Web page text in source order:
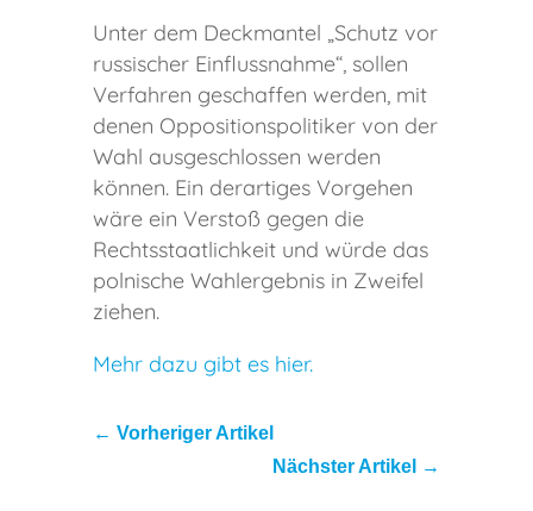
Unter dem Deckmantel „Schutz vor
russischer Einflussnahme“, sollen
Verfahren geschaffen werden, mit
denen Oppositionspolitiker von der
Wahl ausgeschlossen werden
können. Ein derartiges Vorgehen
wäre ein Verstoß gegen die
Rechtsstaatlichkeit und würde das
polnische Wahlergebnis in Zweifel
ziehen.
Mehr dazu gibt es hier.
←Vorheriger Artikel
Nächster Artikel
→